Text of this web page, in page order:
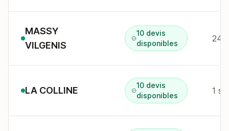
MASSY
VILGENIS
10 devis
disponibles
24-
LA COLLINE
10 devis
disponibles
1